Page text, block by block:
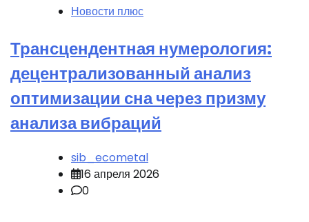
Новости плюс
Трансцендентная нумерология:
децентрализованный анализ
оптимизации сна через призму
анализа вибраций
sib_ecometal
16 апреля 2026
0